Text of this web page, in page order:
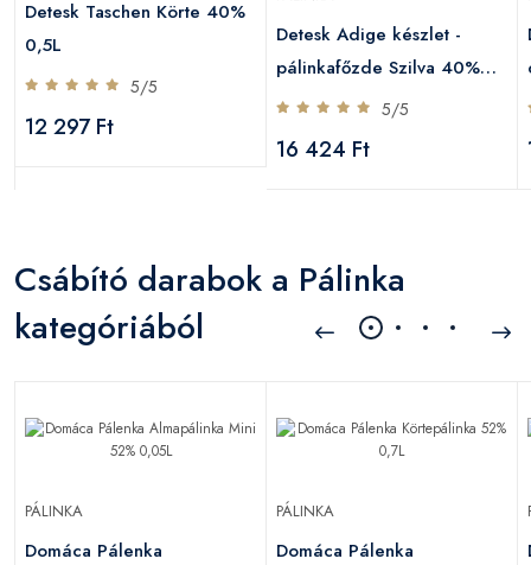
Detesk Taschen Körte 40%
0,5L
5/5
12 297 Ft
Detesk Adige készlet -
pálinkafőzde Szilva 40%
0,35L
5/5
16 424 Ft
Csábító darabok a Pálinka
kategóriából
PÁLINKA
Domáca Pálenka
PÁLINKA
Domáca Pálenka